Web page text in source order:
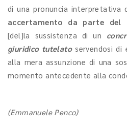
di una pronuncia interpretativa
accertamento da parte del
[del]la sussistenza di un
giuridico tutelatoservendosi di
alla mera assunzione di una
momento antecedente alla
(Emmanuele Penco)